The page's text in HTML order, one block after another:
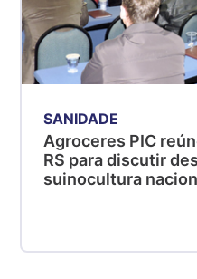
SANIDADE
Agroceres PIC
RS para discutir
suinocultura